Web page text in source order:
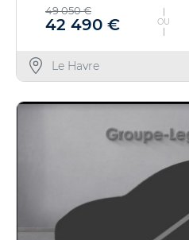
49 050 €
42 490 € OU
Le Havre